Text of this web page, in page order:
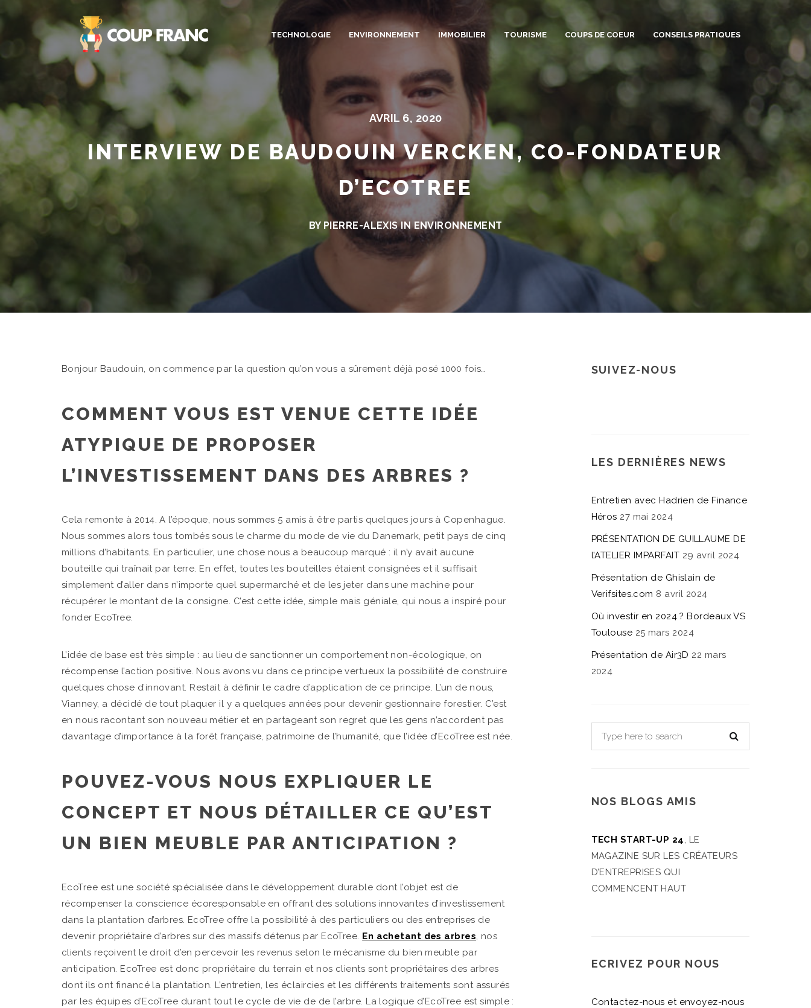
TECHNOLOGIE ENVIRONNEMENT IMMOBILIER TOURISME COUPS DE COEUR CONSEILS PRATIQUES
AVRIL 6, 2020
INTERVIEW DE BAUDOUIN VERCKEN, CO-FONDATEUR
D’ECOTREE
BY PIERRE-ALEXIS INENVIRONNEMENT
Bonjour Baudouin, on commence par la question qu’on vous a sûrement déjà posé 1000 fois…
COMMENT VOUS EST VENUE CETTE IDÉE
ATYPIQUE DE PROPOSER
L’INVESTISSEMENT DANS DES ARBRES ?
Cela remonte à 2014. A l’époque, nous sommes 5 amis à être partis quelques jours à Copenhague.
Nous sommes alors tous tombés sous le charme du mode de vie du Danemark, petit pays de cinq
millions d’habitants. En particulier, une chose nous a beaucoup marqué : il n’y avait aucune
bouteille qui traînait par terre. En effet, toutes les bouteilles étaient consignées et il suffisait
simplement d’aller dans n’importe quel supermarché et de les jeter dans une machine pour
récupérer le montant de la consigne. C’est cette idée, simple mais géniale, qui nous a inspiré pour
fonder EcoTree.
L’idée de base est très simple : au lieu de sanctionner un comportement non-écologique, on
récompense l’action positive. Nous avons vu dans ce principe vertueux la possibilité de construire
quelques chose d’innovant. Restait à définir le cadre d’application de ce principe. L’un de nous,
Vianney, a décidé de tout plaquer il y a quelques années pour devenir gestionnaire forestier. C’est
en nous racontant son nouveau métier et en partageant son regret que les gens n’accordent pas
davantage d’importance à la forêt française, patrimoine de l’humanité, que l’idée d’EcoTree est née.
POUVEZ-VOUS NOUS EXPLIQUER LE
CONCEPT ET NOUS DÉTAILLER CE QU’EST
UN BIEN MEUBLE PAR ANTICIPATION ?
EcoTree est une société spécialisée dans le développement durable dont l’objet est de
récompenser la conscience écoresponsable en offrant des solutions innovantes d’investissement
dans la plantation d’arbres. EcoTree offre la possibilité à des particuliers ou des entreprises de
devenir propriétaire d’arbres sur des massifs détenus par EcoTree. En achetant des arbres, nos
clients reçoivent le droit d’en percevoir les revenus selon le mécanisme du bien meuble par
anticipation. EcoTree est donc propriétaire du terrain et nos clients sont propriétaires des arbres
dont ils ont financé la plantation. L’entretien, les éclaircies et les différents traitements sont assurés
par les équipes d’EcoTree durant tout le cycle de vie de de l’arbre. La logique d’EcoTree est simple :
SUIVEZ-NOUS
LES DERNIÈRES NEWS
Entretien avec Hadrien de Finance
Héros 27 mai 2024
PRÉSENTATION DE GUILLAUME DE
l’ATELIER IMPARFAIT 29 avril 2024
Présentation de Ghislain de
Verifsites.com 8 avril 2024
Où investir en 2024 ? Bordeaux VS
Toulouse 25 mars 2024
Présentation de Air3D 22 mars
2024
NOS BLOGS AMIS
TECH START-UP 24, LE
MAGAZINE SUR LES CRÉATEURS
D’ENTREPRISES QUI
COMMENCENT HAUT
ECRIVEZ POUR NOUS
Contactez-nous et envoyez-nous